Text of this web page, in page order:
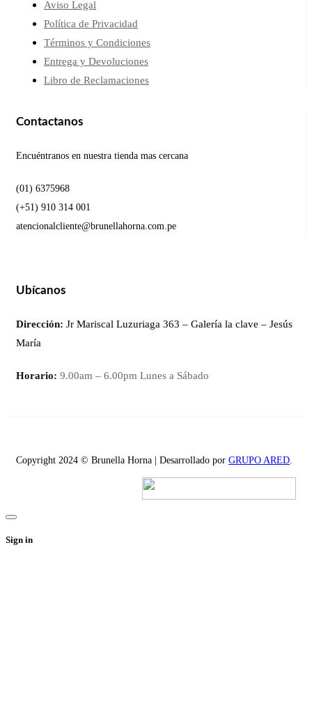
Aviso Legal
Política de Privacidad
Términos y Condiciones
Entrega y Devoluciones
Libro de Reclamaciones
Contactanos
Encuéntranos en nuestra tienda mas cercana
(01) 6375968
(+51) 910 314 001
atencionalcliente@brunellahorna.com.pe
Ubícanos
Dirección: Jr Mariscal Luzuriaga 363 – Galería la clave – Jesús
María
Horario: 9.00am – 6.00pm Lunes a Sábado
Copyright 2024 © Brunella Horna | Desarrollado por GRUPO ARED
Sign in